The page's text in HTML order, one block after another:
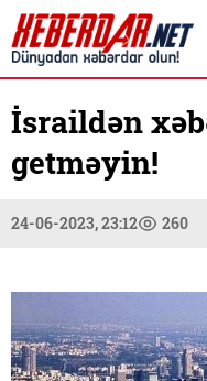
İsraildən
getməyin!
24-06-2023, 23:12 260